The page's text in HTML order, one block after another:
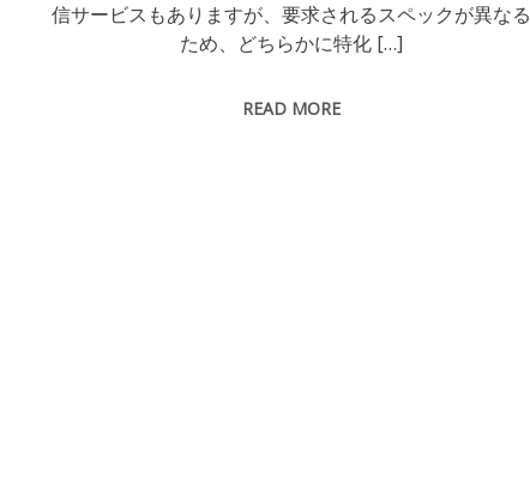
信サービスもありますが、要求されるスペックが異なる
ため、どちらかに特化 […]
READ MORE